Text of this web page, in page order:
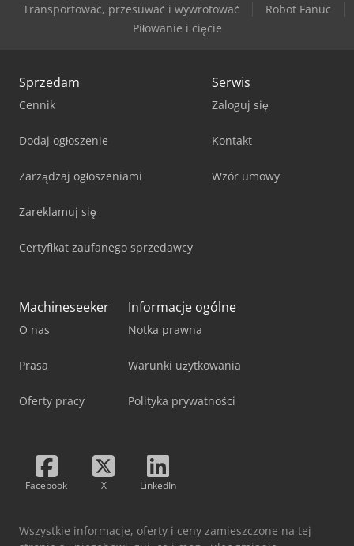
Transportować, przesuwać i wywrotować
Robot Fanuc
Piłowanie i cięcie
Sprzedam
Cennik
Dodaj ogłoszenie
Zarządzaj ogłoszeniami
Zareklamuj się
Certyfikat zaufanego sprzedawcy
Serwis
Zaloguj się
Kontakt
Wzór umowy
Machineseeker
O nas
Prasa
Oferty pracy
Informacje ogólne
Notka prawna
Warunki użytkowania
Polityka prywatności
Facebook X LinkedIn
Wszystkie informacje, oferty i ceny zamieszczone na tej